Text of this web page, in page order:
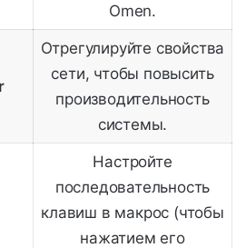
Omen.
Отрегулируйте свойства
сети, чтобы повысить
производительность
системы.
Настройте
последовательность
клавиш в макрос (чтобы
нажатием его